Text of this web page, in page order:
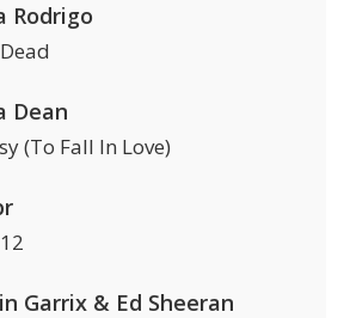
Rodrigo
Dean
(To Fall In Love)
Garrix & Ed Sheeran